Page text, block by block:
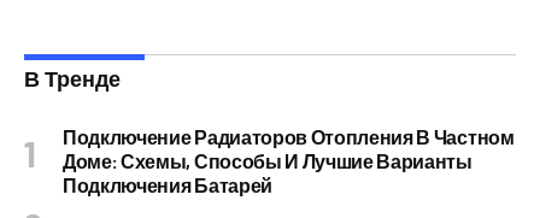
В Тренде
Подключение Радиаторов Отопления В Частном
Доме: Схемы, Способы И Лучшие Варианты
Подключения Батарей